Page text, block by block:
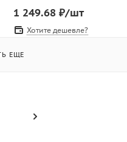
1 249.68 ₽/шт
Хотите дешевле?
ЕЩЕ